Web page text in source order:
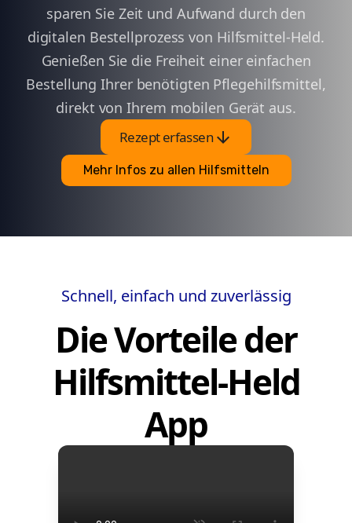
sparen Sie Zeit und Aufwand durch den
digitalen Bestellprozess von Hilfsmittel-Held.
Genießen Sie die Freiheit einer einfachen
Bestellung Ihrer benötigten Pflegehilfsmittel,
direkt von Ihrem mobilen Gerät aus.
Rezept erfassenarrow_downward
Mehr Infos zu allen Hilfsmitteln
Schnell, einfach und zuverlässig
Die Vorteile der
Hilfsmittel-Held
App